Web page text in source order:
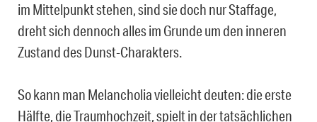
im Mittelpunkt stehen, sind sie doch nur Staffage,
dreht sich dennoch alles im Grunde um den inneren
Zustand des Dunst-Charakters.
So kann man Melancholia vielleicht deuten: die erste
Hälfte, die Traumhochzeit, spielt in der tatsächlichen